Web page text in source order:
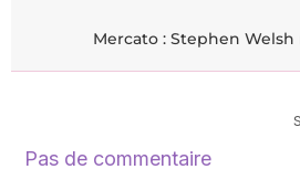
Mercato : Stephen Welsh